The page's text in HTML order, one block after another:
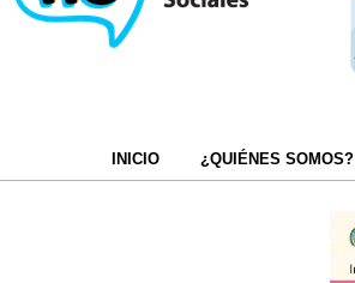
INICIO ¿QUIÉNES SOMOS?